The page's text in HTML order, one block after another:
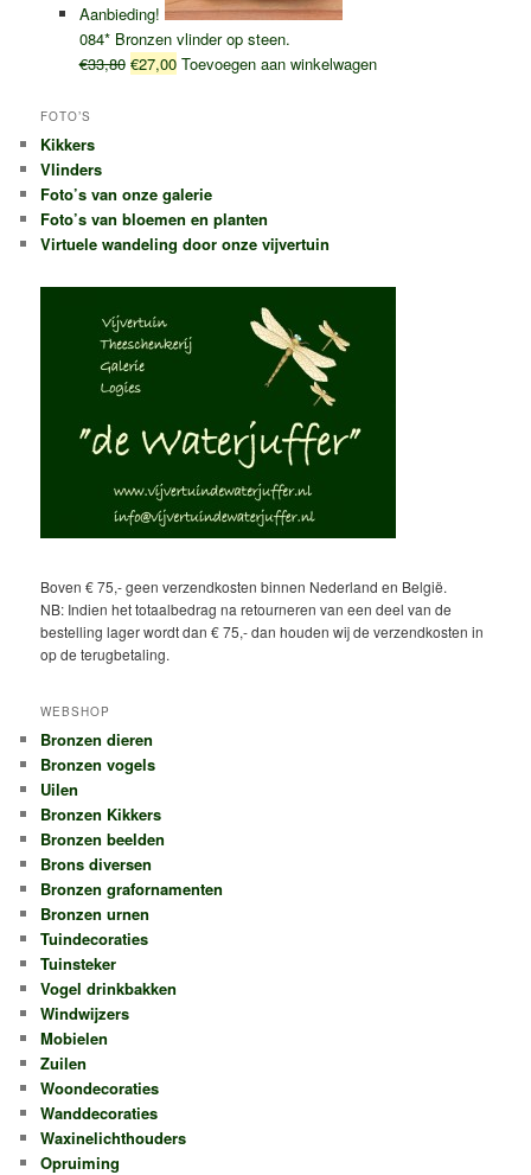
Aanbieding!
084* Bronzen vlinder op steen.
€33,80 Oorspronkelijke
€27,00Huidige
Toevoegen aan winkelwagen
FOTO’S
Kikkers
Vlinders
Foto’s van onze galerie
Foto’s van bloemen en planten
Virtuele wandeling door onze vijvertuin
Boven € 75,- geen verzendkosten binnen Nederland en België.
NB: Indien het totaalbedrag na retourneren van een deel van de
bestelling lager wordt dan € 75,- dan houden wij de verzendkosten in
op de terugbetaling.
WEBSHOP
Bronzen dieren
Bronzen vogels
Uilen
Bronzen Kikkers
Bronzen beelden
Brons diversen
Bronzen grafornamenten
Bronzen urnen
Tuindecoraties
Tuinsteker
Vogel drinkbakken
Windwijzers
Mobielen
Zuilen
Woondecoraties
Wanddecoraties
Waxinelichthouders
Opruiming